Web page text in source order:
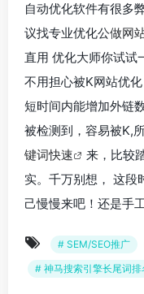
自动优化软件有很多
议找专业优化公做网
直用 优化大师你试试
不用担心被K网站优
短时间内能增加外链
被检测到，容易被K,
键词快速
来，比较
实。千万别想， 这段
己慢慢来吧！还是手
# SEM/SEO推广
# 神马搜索引擎长尾词排